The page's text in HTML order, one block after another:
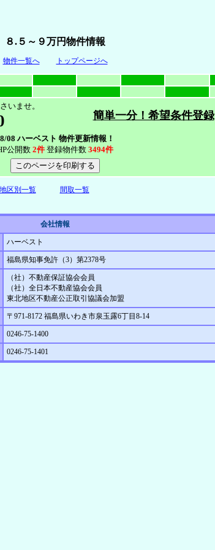
８.５～９万円物件情報
物件一覧へ トップページへ
いませ。
簡単一分！希望条件登録
08 ハーベスト 物件更新情報！
公開数 2件 登録物件数 3494件
地区別一覧 間取一覧
会社情報
ハーベスト
福島県知事免許（3）第2378号
（社）不動産保証協会会員
（社）全日本不動産協会会員
東北地区不動産公正取引協議会加盟
〒971-8172 福島県いわき市泉玉露6丁目8-14
0246-75-1400
0246-75-1401